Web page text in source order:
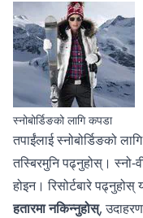
स्नोबोर्डिङको लागि कपडा
तपाईंलाईस्नोबोर्डिङको
तस्बिरमुनि पढ्नुहोस्। स्नो-
होइन। रिसोर्टबारे पढ्नुहोस्
हतारमा नकिन्नुहोस्,